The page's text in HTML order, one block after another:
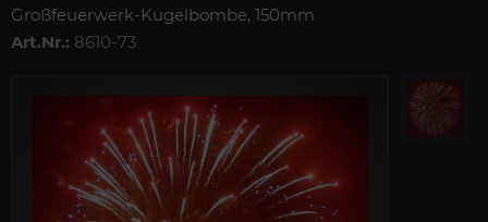
Großfeuerwerk-Kugelbombe, 150mm
Art.Nr.: 8610-73